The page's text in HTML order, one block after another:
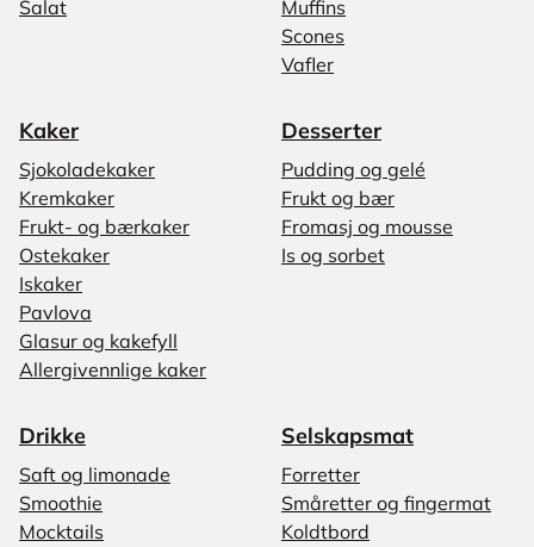
Salat
Muffins
Scones
Vafler
Kaker
Sjokoladekaker
Kremkaker
Frukt- og bærkaker
Ostekaker
Iskaker
Pavlova
Glasur og kakefyll
Allergivennlige kaker
Desserter
Pudding og gelé
Frukt og bær
Fromasj og mousse
Is og sorbet
Drikke
Saft og limonade
Smoothie
Mocktails
Selskapsmat
Forretter
Småretter og fingermat
Koldtbord